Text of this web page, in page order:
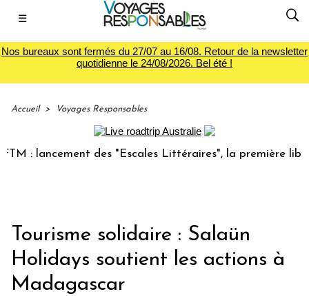
☰
Nos bureaux sont fermés du 27/07 au 16/08. Retour de la newsletter
quotidienne le 24/08/2026. Bel été !
Accueil > Voyages Responsables
lancement des "Escales Littéraires", la première librairie
Tourisme solidaire : Salaün
Holidays soutient les actions à
Madagascar